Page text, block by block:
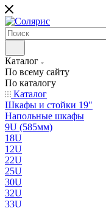
Каталог
По всему сайту
По каталогу
Каталог
Шкафы и стойки 19"
Напольные шкафы
9U (585мм)
18U
12U
22U
25U
30U
32U
33U